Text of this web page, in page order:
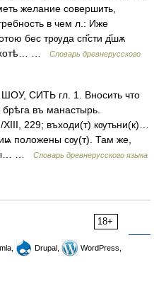
желание совершить,
в чем л.: Иже
бес трѹда сп҃сти д҃шѫ
…
Словарь древнерусского
СИТЬ гл. 1. Вносить что
въ манастырь.
229; въходи(т) кѹтьни(к)…
положены сѹ(т). Там же,
…
Словарь древнерусского языка
18+
Drupal,
WordPress,